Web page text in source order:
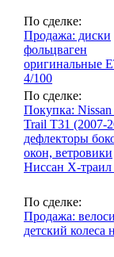
По сделке:
Продажа: диски
фольцваген
оригинальные
4/100
По сделке:
Покупка:
Trail T31 (2007-
дефлекторы
окон, ветровики
Ниссан Х-
По сделке:
Продажа:
детский колеса